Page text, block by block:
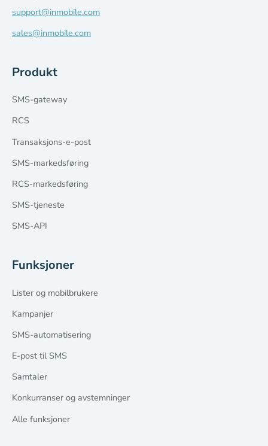
support@inmobile.com
sales@inmobile.com
Produkt
SMS-gateway
RCS
Transaksjons-e-post
SMS-markedsføring
RCS-markedsføring
SMS-tjeneste
SMS-API
Funksjoner
Lister og mobilbrukere
Kampanjer
SMS-automatisering
E-post til SMS
Samtaler
Konkurranser og avstemninger
Alle funksjoner